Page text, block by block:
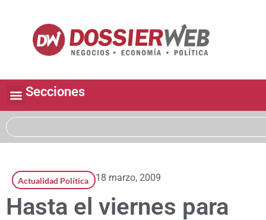
Secciones
Actualidad Política 18 marzo, 2009
Hasta el viernes para